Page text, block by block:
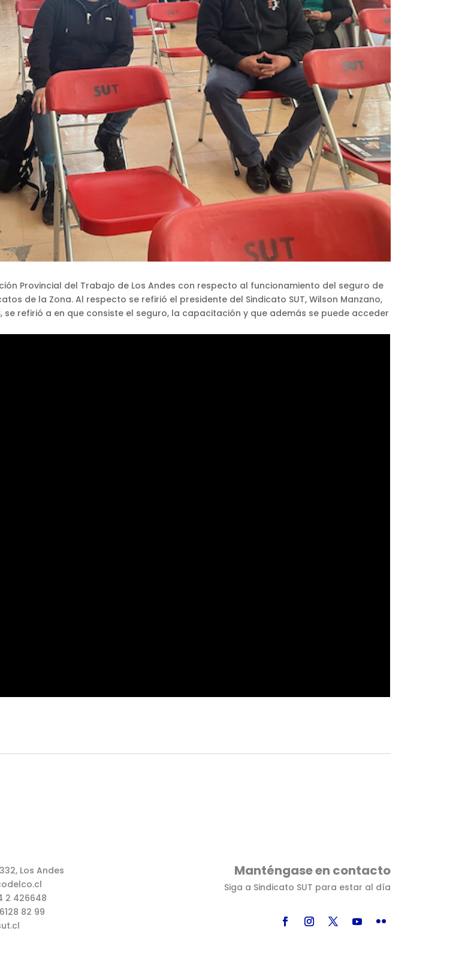
Provincial del Trabajo de Los Andes con respecto al funcionamiento del seguro de
de la Zona. Al respecto se refirió el presidente del Sindicato SUT, Wilson Manzano,
se refirió a en que consiste el seguro, la capacitación y que además se puede acceder
Los Andes
2 426648
82 99
Manténgase en contacto
Siga a Sindicato SUT para estar al día